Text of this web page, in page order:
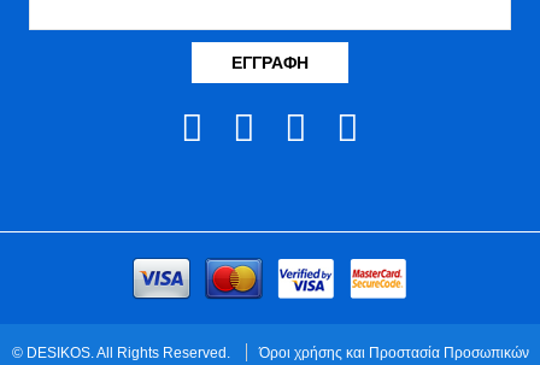
ΕΓΓΡΑΦΉ
© DESIKOS. All Rights Reserved. Όροι χρήσης και Προστασία Προσωπικών